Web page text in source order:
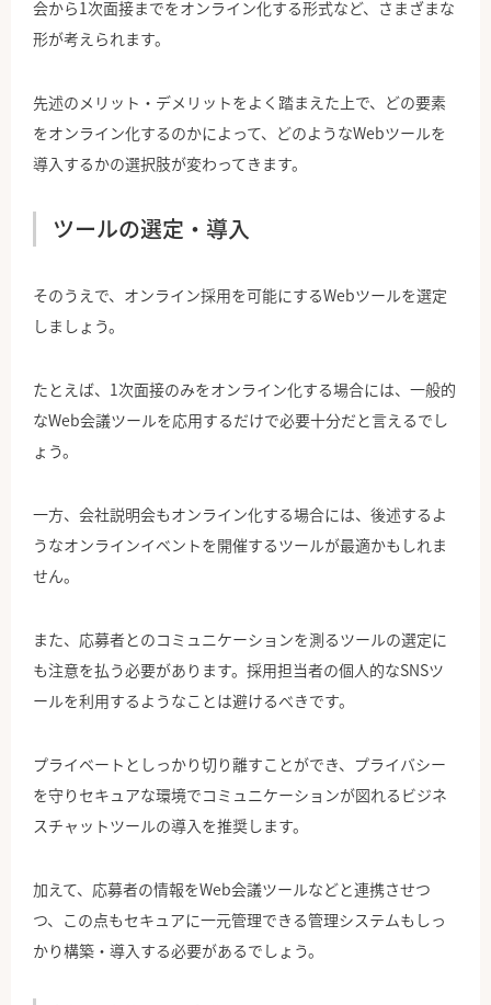
会から1次面接までをオンライン化する形式など、さまざまな
形が考えられます。
先述のメリット・デメリットをよく踏まえた上で、どの要素
をオンライン化するのかによって、どのようなWebツールを
導入するかの選択肢が変わってきます。
ツールの選定・導入
そのうえで、オンライン採用を可能にするWebツールを選定
しましょう。
たとえば、1次面接のみをオンライン化する場合には、一般的
なWeb会議ツールを応用するだけで必要十分だと言えるでし
ょう。
一方、会社説明会もオンライン化する場合には、後述するよ
うなオンラインイベントを開催するツールが最適かもしれま
せん。
また、応募者とのコミュニケーションを測るツールの選定に
も注意を払う必要があります。採用担当者の個人的なSNSツ
ールを利用するようなことは避けるべきです。
プライベートとしっかり切り離すことができ、プライバシー
を守りセキュアな環境でコミュニケーションが図れるビジネ
スチャットツールの導入を推奨します。
加えて、応募者の情報をWeb会議ツールなどと連携させつ
つ、この点もセキュアに一元管理できる管理システムもしっ
かり構築・導入する必要があるでしょう。